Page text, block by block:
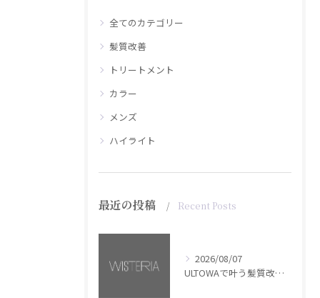
全てのカテゴリー
髪質改善
トリートメント
カラー
メンズ
ハイライト
最近の投稿 Recent Posts
2026/08/07
ULTOWAで叶う髪質改善美髪カラー【銀座・美容室WISTERIA】